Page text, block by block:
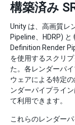
構築済み
Unity は、高画質レ
Pipeline、HDRP)
Definition Render
を使用するスクリ
た。各レンダーパ
ウェアによる特定
ンダーパイプライ
て利用できます。
これらのレンダー